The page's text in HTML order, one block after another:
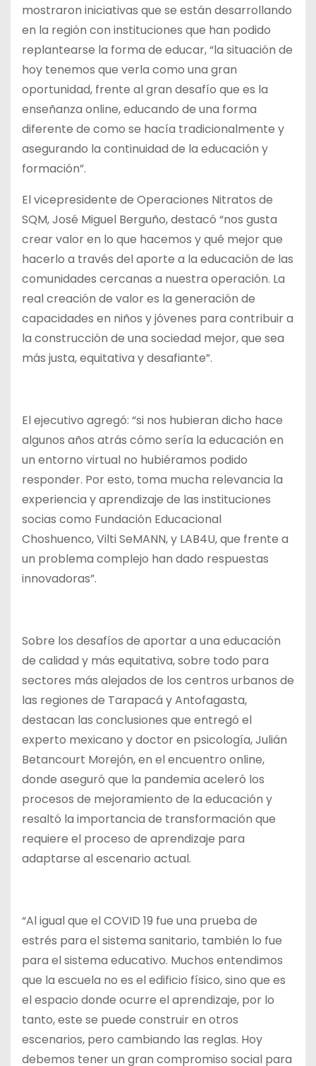
mostraron iniciativas que se están desarrollando
en la región con instituciones que han podido
replantearse la forma de educar, “la situación de
hoy tenemos que verla como una gran
oportunidad, frente al gran desafío que es la
enseñanza online, educando de una forma
diferente de como se hacía tradicionalmente y
asegurando la continuidad de la educación y
formación”.
El vicepresidente de Operaciones Nitratos de
SQM, José Miguel Berguño, destacó “nos gusta
crear valor en lo que hacemos y qué mejor que
hacerlo a través del aporte a la educación de las
comunidades cercanas a nuestra operación. La
real creación de valor es la generación de
capacidades en niños y jóvenes para contribuir a
la construcción de una sociedad mejor, que sea
más justa, equitativa y desafiante”.
El ejecutivo agregó: “si nos hubieran dicho hace
algunos años atrás cómo sería la educación en
un entorno virtual no hubiéramos podido
responder. Por esto, toma mucha relevancia la
experiencia y aprendizaje de las instituciones
socias como Fundación Educacional
Choshuenco, Vilti SeMANN, y LAB4U, que frente a
un problema complejo han dado respuestas
innovadoras”.
Sobre los desafíos de aportar a una educación
de calidad y más equitativa, sobre todo para
sectores más alejados de los centros urbanos de
las regiones de Tarapacá y Antofagasta,
destacan las conclusiones que entregó el
experto mexicano y doctor en psicología, Julián
Betancourt Morejón, en el encuentro online,
donde aseguró que la pandemia aceleró los
procesos de mejoramiento de la educación y
resaltó la importancia de transformación que
requiere el proceso de aprendizaje para
adaptarse al escenario actual.
“Al igual que el COVID 19 fue una prueba de
estrés para el sistema sanitario, también lo fue
para el sistema educativo. Muchos entendimos
que la escuela no es el edificio físico, sino que es
el espacio donde ocurre el aprendizaje, por lo
tanto, este se puede construir en otros
escenarios, pero cambiando las reglas. Hoy
debemos tener un gran compromiso social para